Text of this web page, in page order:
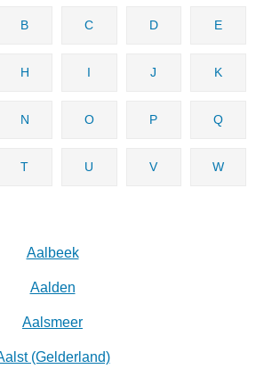
B C D E
H I J K
N O P Q
T U V W
Aalbeek
Aalden
Aalsmeer
(Gelderland)